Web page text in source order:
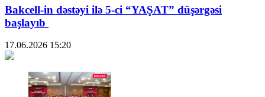
Bakcell-in dəstəyi ilə 5-ci “YAŞAT” düşərgəsi
başlayıb
17.06.2026 15:20